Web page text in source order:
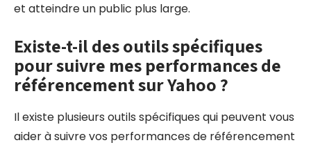
et atteindre un public plus large.
Existe-t-il des outils spécifiques
pour suivre mes performances de
référencement sur Yahoo ?
Il existe plusieurs outils spécifiques qui peuvent vous
aider à suivre vos performances de référencement